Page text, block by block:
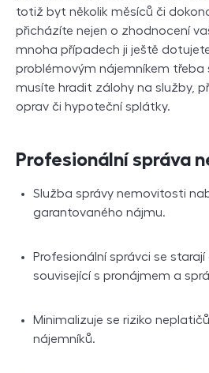
totiž byt několik měsíců či
přicházíte nejen o zhodnocení
mnoha případech ji ještě
problémovým nájemníkem třeba
musíte hradit zálohy na služby,
oprav či hypoteční splátky.
Profesionální správa
Služba správy nemovitosti
garantovaného nájmu.
Profesionální správci se
související s pronájmem a
Minimalizuje se riziko
nájemníků.